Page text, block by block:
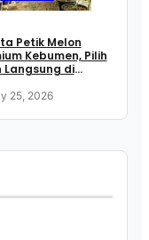
Petik Melon
Kebumen, Pilih
Langsung di
25, 2026